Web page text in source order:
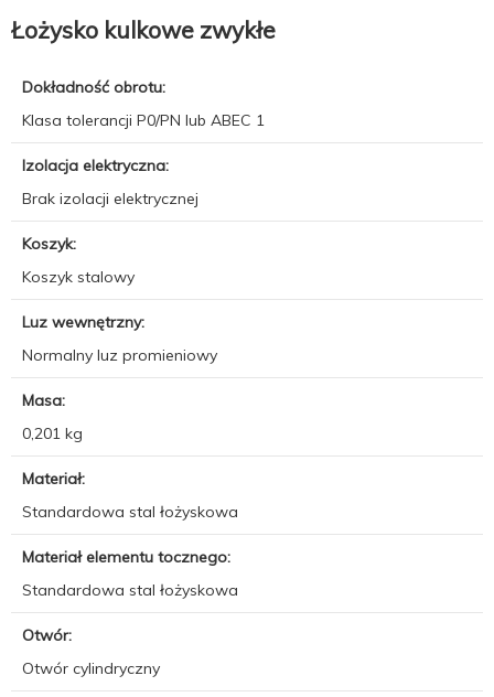
Łożysko kulkowe zwykłe
Dokładność obrotu:
Klasa tolerancji P0/PN lub ABEC 1
Izolacja elektryczna:
Brak izolacji elektrycznej
Koszyk:
Koszyk stalowy
Luz wewnętrzny:
Normalny luz promieniowy
Masa:
0,201 kg
Materiał:
Standardowa stal łożyskowa
Materiał elementu tocznego:
Standardowa stal łożyskowa
Otwór:
Otwór cylindryczny